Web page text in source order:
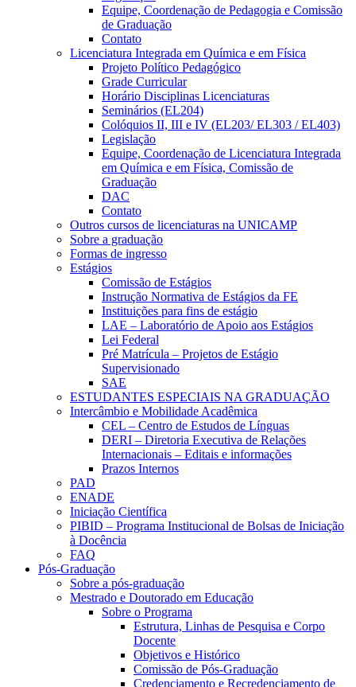
Equipe, Coordenação de Pedagogia e Comissão
de Graduação
Contato
Licenciatura Integrada em Química e em Física
Projeto Político Pedagógico
Grade Curricular
Horário Disciplinas Licenciaturas
Seminários (EL204)
Colóquios II, III e IV (EL203/ EL303 / EL403)
Legislação
Equipe, Coordenação de Licenciatura Integrada
em Química e em Física, Comissão de
Graduação
DAC
Contato
Outros cursos de licenciaturas na UNICAMP
Sobre a graduação
Formas de ingresso
Estágios
Comissão de Estágios
Instrução Normativa de Estágios da FE
Instituições para fins de estágio
LAE – Laboratório de Apoio aos Estágios
Lei Federal
Pré Matrícula – Projetos de Estágio
Supervisionado
SAE
ESTUDANTES ESPECIAIS NA GRADUAÇÃO
Intercâmbio e Mobilidade Acadêmica
CEL – Centro de Estudos de Línguas
DERI – Diretoria Executiva de Relações
Internacionais – Editais e informações
Prazos Internos
PAD
ENADE
Iniciação Científica
PIBID – Programa Institucional de Bolsas de Iniciação
à Docência
FAQ
Pós-Graduação
Sobre a pós-graduação
Mestrado e Doutorado em Educação
Sobre o Programa
Estrutura, Linhas de Pesquisa e Corpo
Docente
Objetivos e Histórico
Comissão de Pós-Graduação
Credenciamento e Recredenciamento de